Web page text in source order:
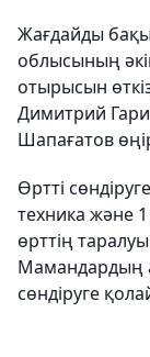
Жағдайды
облысының
отырысын
Димитрий
Шапағатов
Өртті
техника және 1
өрттің
Мамандардың
сөндіруге